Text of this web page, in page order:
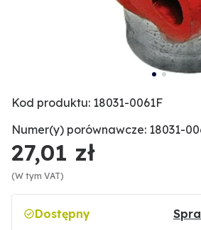
Kod produktu: 18031-0061F
Numer(y) porównawcze: 18031-
27,01 zł
(W tym VAT)
Dostępny